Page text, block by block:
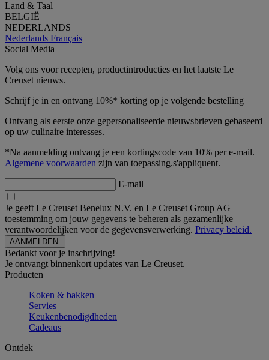
Land & Taal
BELGIË
NEDERLANDS
Nederlands Français
Social Media
Volg ons voor recepten, productintroducties en het laatste Le
Creuset nieuws.
Schrijf je in en ontvang 10%* korting op je volgende bestelling
Ontvang als eerste onze gepersonaliseerde nieuwsbrieven gebaseerd
op uw culinaire interesses.
*Na aanmelding ontvang je een kortingscode van 10% per e-mail.
Algemene voorwaarden zijn van toepassing.s'appliquent.
E-mail
Je geeft Le Creuset Benelux N.V. en Le Creuset Group AG
toestemming om jouw gegevens te beheren als gezamenlijke
verantwoordelijken voor de gegevensverwerking. Privacy beleid.
Bedankt voor je inschrijving!
Je ontvangt binnenkort updates van Le Creuset.
Producten
Koken & bakken
Servies
Keukenbenodigdheden
Cadeaus
Ontdek